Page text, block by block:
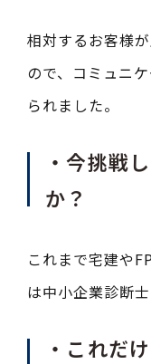
相対するお客様
ので、コミュニ
られました。
・今挑戦
か？
これまで宅建や
は中小企業診断
・これだ